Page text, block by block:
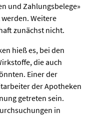
und Zahlungsbelege»
Weitere
zunächst nicht.
hieß es, bei den
die auch
Einer der
der Apotheken
getreten sein.
in